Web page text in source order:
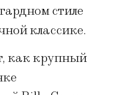
стиле
классике.
как крупный